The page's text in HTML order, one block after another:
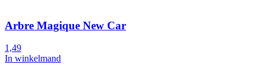
Arbre Magique New Car
1,49
In winkelmand